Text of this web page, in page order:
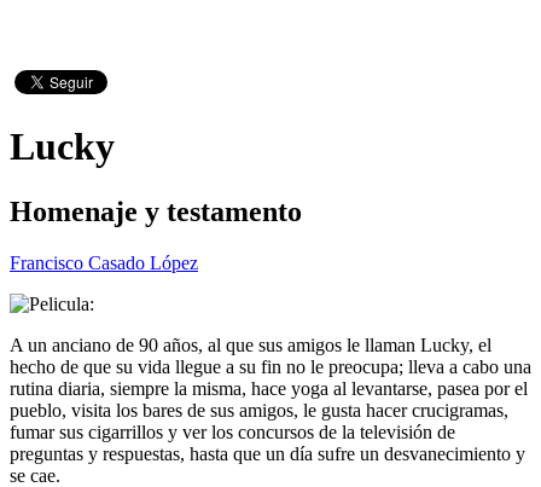
Lucky
Homenaje y testamento
Francisco Casado López
A un anciano de 90 años, al que sus amigos le llaman Lucky, el
hecho de que su vida llegue a su fin no le preocupa; lleva a cabo una
rutina diaria, siempre la misma, hace yoga al levantarse, pasea por el
pueblo, visita los bares de sus amigos, le gusta hacer crucigramas,
fumar sus cigarrillos y ver los concursos de la televisión de
preguntas y respuestas, hasta que un día sufre un desvanecimiento y
se cae.